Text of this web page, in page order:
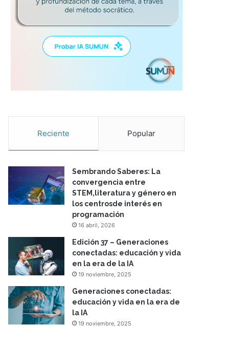
Reciente Popular
Sembrando Saberes: La
convergencia entre
STEM,literatura y género en
los centrosde interés en
programación
16 abril, 2026
Edición 37 – Generaciones
conectadas: educación y vida
en la era de la IA
19 noviembre, 2025
Generaciones conectadas:
educación y vida en la era de
la IA
19 noviembre, 2025